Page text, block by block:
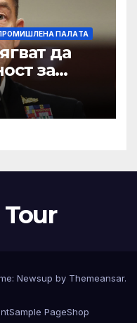
ПАЛAТА
да
за
в
Newsup by Themeansar.
Sample PageShop